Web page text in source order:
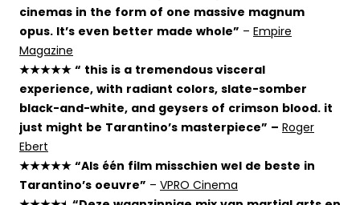
cinemas in the form of one massive magnum
opus. It’s even better made whole” – Empire
Magazine
★★★★★ “ this is a tremendous visceral
experience, with radiant colors, slate-somber
black-and-white, and geysers of crimson blood. it
just might be Tarantino’s masterpiece” – Roger
Ebert
★★★★★ “Als één film misschien wel de beste in
Tarantino’s oeuvre” – VPRO Cinema